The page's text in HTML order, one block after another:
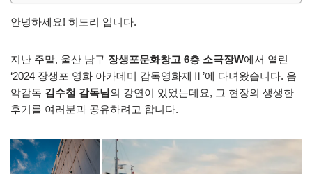
안녕하세요! 히도리 입니다.
지난 주말, 울산 남구 장생포문화창고 6층 소극장W에서 열린
‘2024 장생포 영화 아카데미 감독영화제Ⅱ’에 다녀왔습니다. 음
악감독 김수철 감독님의 강연이 있었는데요, 그 현장의 생생한
후기를 여러분과 공유하려고 합니다.